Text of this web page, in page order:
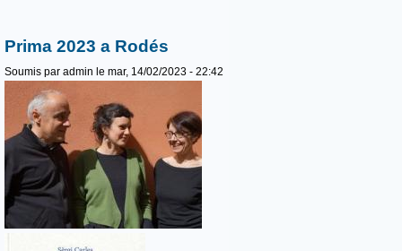
Prima 2023 a Rodés
Soumis par admin le mar, 14/02/2023 - 22:42